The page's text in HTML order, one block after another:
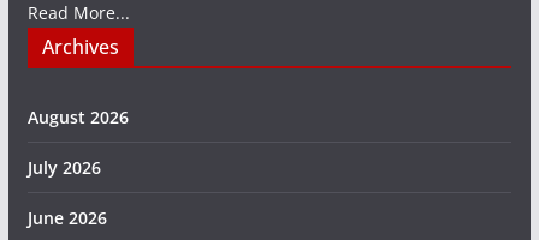
Read More...
Archives
August 2026
July 2026
June 2026